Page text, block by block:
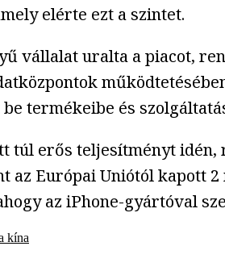
elérte ezt a szintet.
vállalat uralta a piacot,
termékeibe és
túl erős teljesítményt
az Európai Uniótól kapott
az iPhone-gyártóval
kína